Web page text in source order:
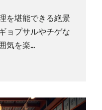
を堪能できる絶景
ョプサルやチゲな
気を楽…